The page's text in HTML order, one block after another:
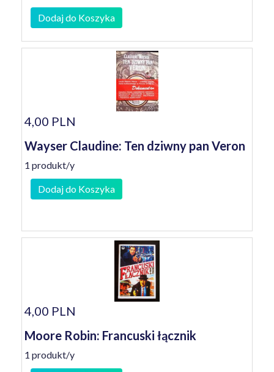
Dodaj do Koszyka
4,00 PLN
Wayser Claudine: Ten dziwny pan Veron
1 produkt/y
Dodaj do Koszyka
4,00 PLN
Moore Robin: Francuski łącznik
1 produkt/y